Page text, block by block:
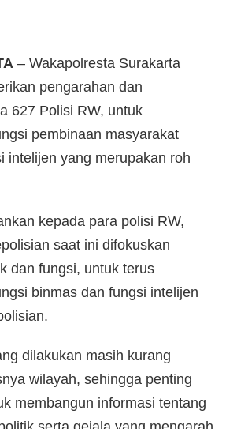
– Wakapolresta Surakarta
pengarahan dan
627 Polisi RW, untuk
pembinaan masyarakat
intelijen yang merupakan roh
kepada para polisi RW,
saat ini difokuskan
dan fungsi, untuk terus
binmas dan fungsi intelijen
dilakukan masih kurang
wilayah, sehingga penting
membangun informasi tentang